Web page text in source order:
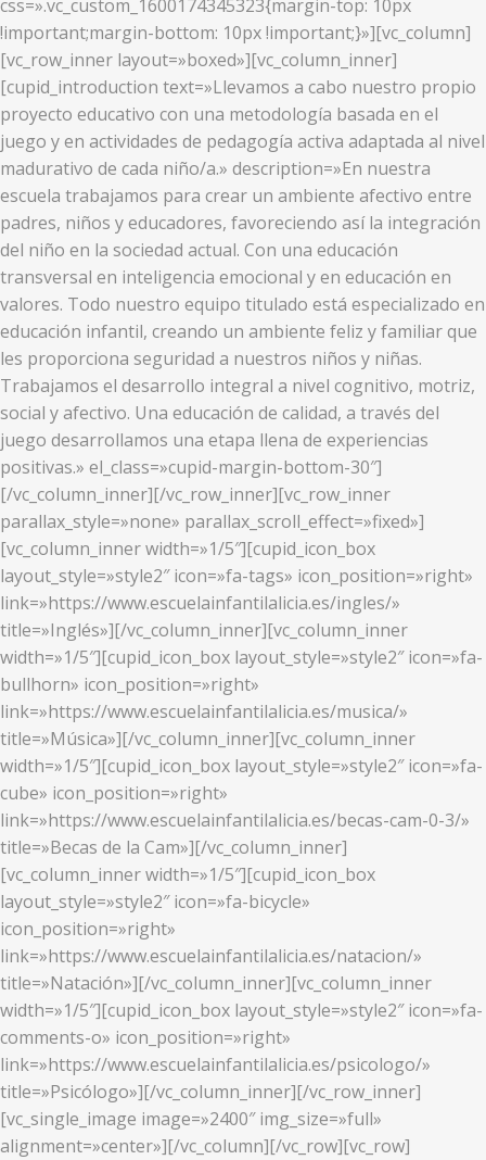
css=».vc_custom_1600174345323{margin-top: 10px
!important;margin-bottom: 10px !important;}»][vc_column]
[vc_row_inner layout=»boxed»][vc_column_inner]
[cupid_introduction text=»Llevamos a cabo nuestro propio
proyecto educativo con una metodología basada en el
juego y en actividades de pedagogía activa adaptada al nivel
madurativo de cada niño/a.» description=»En nuestra
escuela trabajamos para crear un ambiente afectivo entre
padres, niños y educadores, favoreciendo así la integración
del niño en la sociedad actual. Con una educación
transversal en inteligencia emocional y en educación en
valores. Todo nuestro equipo titulado está especializado en
educación infantil, creando un ambiente feliz y familiar que
les proporciona seguridad a nuestros niños y niñas.
Trabajamos el desarrollo integral a nivel cognitivo, motriz,
social y afectivo. Una educación de calidad, a través del
juego desarrollamos una etapa llena de experiencias
positivas.» el_class=»cupid-margin-bottom-30″]
[/vc_column_inner][/vc_row_inner][vc_row_inner
parallax_style=»none» parallax_scroll_effect=»fixed»]
[vc_column_inner width=»1/5″][cupid_icon_box
layout_style=»style2″ icon=»fa-tags» icon_position=»right»
link=»https://www.escuelainfantilalicia.es/ingles/»
title=»Inglés»][/vc_column_inner][vc_column_inner
width=»1/5″][cupid_icon_box layout_style=»style2″ icon=»fa-
bullhorn» icon_position=»right»
link=»https://www.escuelainfantilalicia.es/musica/»
title=»Música»][/vc_column_inner][vc_column_inner
width=»1/5″][cupid_icon_box layout_style=»style2″ icon=»fa-
cube» icon_position=»right»
link=»https://www.escuelainfantilalicia.es/becas-cam-0-3/»
title=»Becas de la Cam»][/vc_column_inner]
[vc_column_inner width=»1/5″][cupid_icon_box
layout_style=»style2″ icon=»fa-bicycle»
icon_position=»right»
link=»https://www.escuelainfantilalicia.es/natacion/»
title=»Natación»][/vc_column_inner][vc_column_inner
width=»1/5″][cupid_icon_box layout_style=»style2″ icon=»fa-
comments-o» icon_position=»right»
link=»https://www.escuelainfantilalicia.es/psicologo/»
title=»Psicólogo»][/vc_column_inner][/vc_row_inner]
[vc_single_image image=»2400″ img_size=»full»
alignment=»center»][/vc_column][/vc_row][vc_row]